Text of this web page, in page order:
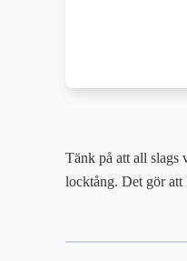
Tänk på att all slags
locktång. Det gör att